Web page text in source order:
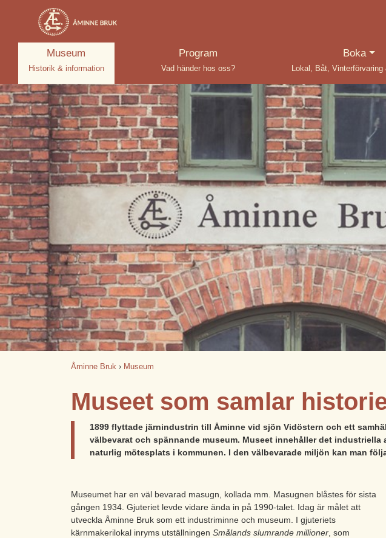
Museum
Historik & information
Program
Vad händer hos oss?
Boka
Lokal, Båt, Vinterförvaring
Åminne Bruk › Museum
Museet som samlar
1899 flyttade järnindustrin till Åminne vid sjön Vidöstern och ett
välbevarat och spännande museum. Museet innehåller det
naturlig mötesplats i kommunen. I den välbevarade miljön kan man
Museumet har en väl bevarad masugn, kollada mm. Masugnen blåstes för sista
gången 1934. Gjuteriet levde vidare ända in på 1990-talet. Idag är målet att
utveckla Åminne Bruk som ett industriminne och museum. I gjuteriets
kärnmakerilokal inryms utställningen Smålands slumrande millioner , som